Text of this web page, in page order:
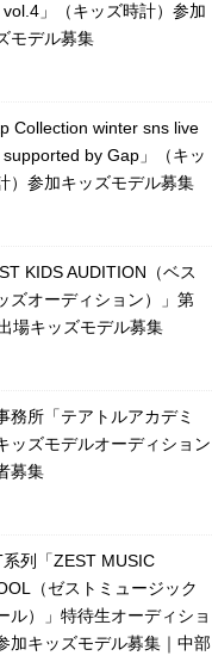
」（キッズ時計）参加
モデル募集
Collection winter sns live
supported by Gap」（キッ
）参加キッズモデル募集
KIDS AUDITION（ベス
ズオーディション）」第
場キッズモデル募集
務所「テアトルアカデミ
ッズモデルオーディション
募集
列「ZEST MUSIC
（ゼストミュージック
ル）」特待生オーディショ
キッズモデル募集｜中部